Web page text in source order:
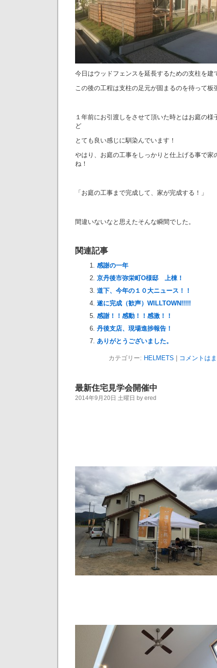
今日はウッドフェンスを延長するための支柱を建
この後の工程は支柱の足元が固まるのを待って板
１年前にお引渡しをさせて頂いた時とはお庭の様
ど
とても良い感じに馴染んでいます！
やはり、お庭の工事をしっかりと仕上げる事で家
ね！
「お庭の工事まで完成して、家が完成する！」
間違いないなと思えたそんな瞬間でした。
関連記事
感謝の一年
京丹後市弥栄町O様邸 上棟！
道下、今年の１０大ニュース！！
遂に完成（歓声）WILLTOWN!!!!!
感謝！！感動！！感激！！
丹後支店、現場進捗報告！
ありがとうございました。
カテゴリー: HELMETS コメントは
最新住宅見学会開催中
2014年9月20日 土曜日 by ered